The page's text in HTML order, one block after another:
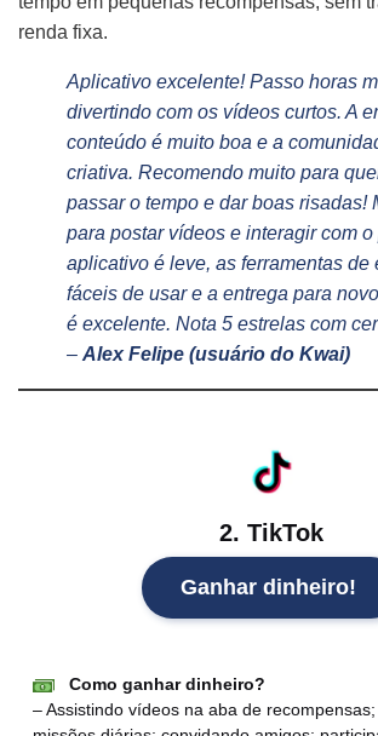
renda fixa.
Aplicativo excelente! Passo horas
divertindo com os vídeos curtos. A
conteúdo é muito boa e a
criativa. Recomendo muito para
passar o tempo e dar boas risadas!
para postar vídeos e interagir com
aplicativo é leve, as ferramentas de
fáceis de usar e a entrega para
é excelente. Nota 5 estrelas com
– Alex Felipe (usuário do Kwai)
2. TikTok
Ganhar dinheiro!
Como ganhar dinheiro?
– Assistindo vídeos na aba de